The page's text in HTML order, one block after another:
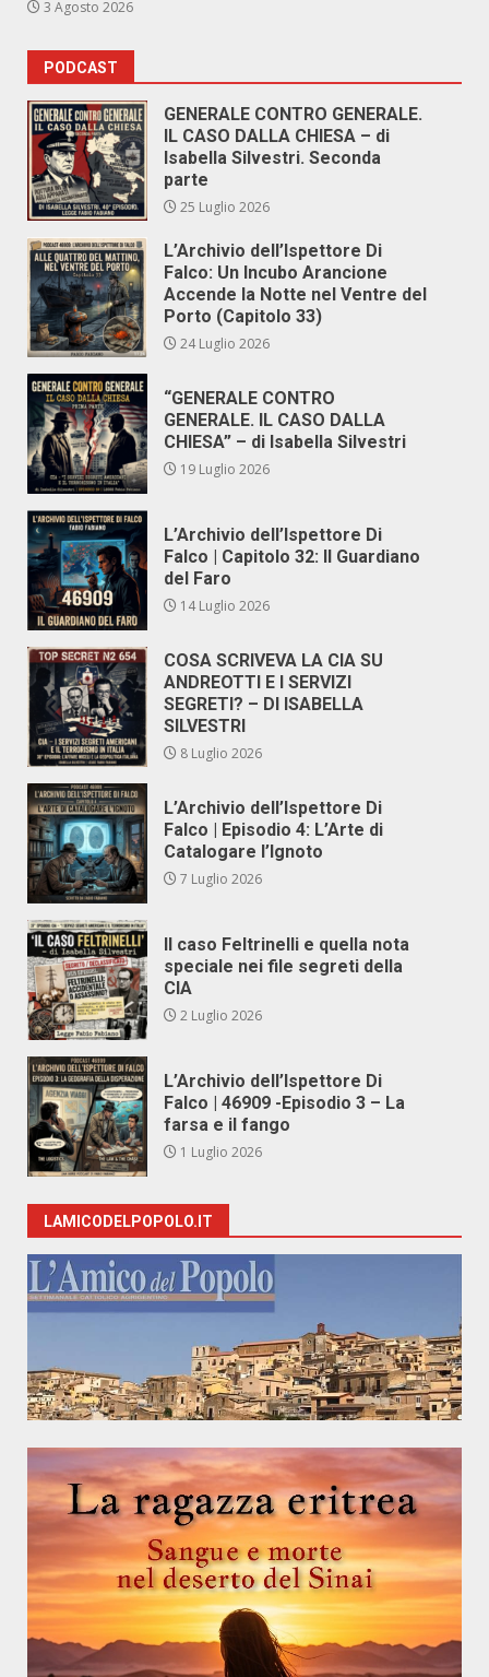
3 Agosto 2026
PODCAST
GENERALE CONTRO GENERALE.
IL CASO DALLA CHIESA – di
Isabella Silvestri. Seconda
parte
25 Luglio 2026
L’Archivio dell’Ispettore Di
Falco: Un Incubo Arancione
Accende la Notte nel Ventre del
Porto (Capitolo 33)
24 Luglio 2026
“GENERALE CONTRO
GENERALE. IL CASO DALLA
CHIESA” – di Isabella Silvestri
19 Luglio 2026
L’Archivio dell’Ispettore Di
Falco | Capitolo 32: Il Guardiano
del Faro
14 Luglio 2026
COSA SCRIVEVA LA CIA SU
ANDREOTTI E I SERVIZI
SEGRETI? – DI ISABELLA
SILVESTRI
8 Luglio 2026
L’Archivio dell’Ispettore Di
Falco | Episodio 4: L’Arte di
Catalogare l’Ignoto
7 Luglio 2026
Il caso Feltrinelli e quella nota
speciale nei file segreti della
CIA
2 Luglio 2026
L’Archivio dell’Ispettore Di
Falco | 46909 -Episodio 3 – La
farsa e il fango
1 Luglio 2026
LAMICODELPOPOLO.IT